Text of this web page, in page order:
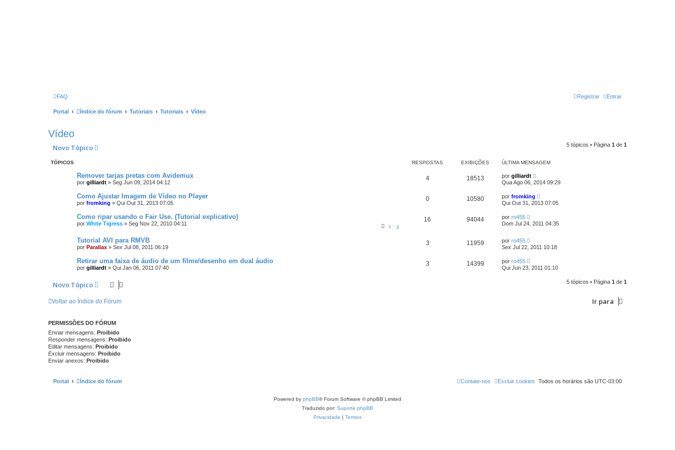
FAQ Entrar
Registrar
Portal Índice do fórum Tutoriais Tutoriais Vídeo
Vídeo
Novo Tópico 5 tópicos • Página 1 de 1
TÓPICOS RESPOSTAS EXIBIÇÕES ÚLTIMA MENSAGEM
Remover tarjas pretas com Avidemux
por gilliardt » Seg Jun 09, 2014 04:12
4 18513 por gilliardt
Qua Ago 06, 2014 09:29
Como Ajustar Imagem de Vídeo no Player
por fromking » Qui Out 31, 2013 07:05
0 10580 por fromking
Qui Out 31, 2013 07:05
Como ripar usando o Fair Use. (Tutorial explicativo)
por White Tigress » Seg Nov 22, 2010 04:11 1 2
16 94044 por ro455
Dom Jul 24, 2011 04:35
Tutorial AVI para RMVB
por Parallax » Sex Jul 08, 2011 06:19
3 11959 por ro455
Sex Jul 22, 2011 10:18
Retirar uma faixa de áudio de um filme/desenho em dual áudio
por gilliardt » Qui Jan 06, 2011 07:40
3 14399 por ro455
Qui Jun 23, 2011 01:10
Novo Tópico 5 tópicos • Página 1 de 1
Voltar ao Índice do Fórum Ir para
PERMISSÕES DO FÓRUM
Enviar mensagens: Proibido
Responder mensagens: Proibido
Editar mensagens: Proibido
Excluir mensagens: Proibido
Enviar anexos: Proibido
Portal Índice do fórum Todos os horários são UTC-03:00
Excluir cookies
Contate-nos
Powered by phpBB® Forum Software © phpBB Limited
Traduzido por: Suporte phpBB
Privacidade | Termos